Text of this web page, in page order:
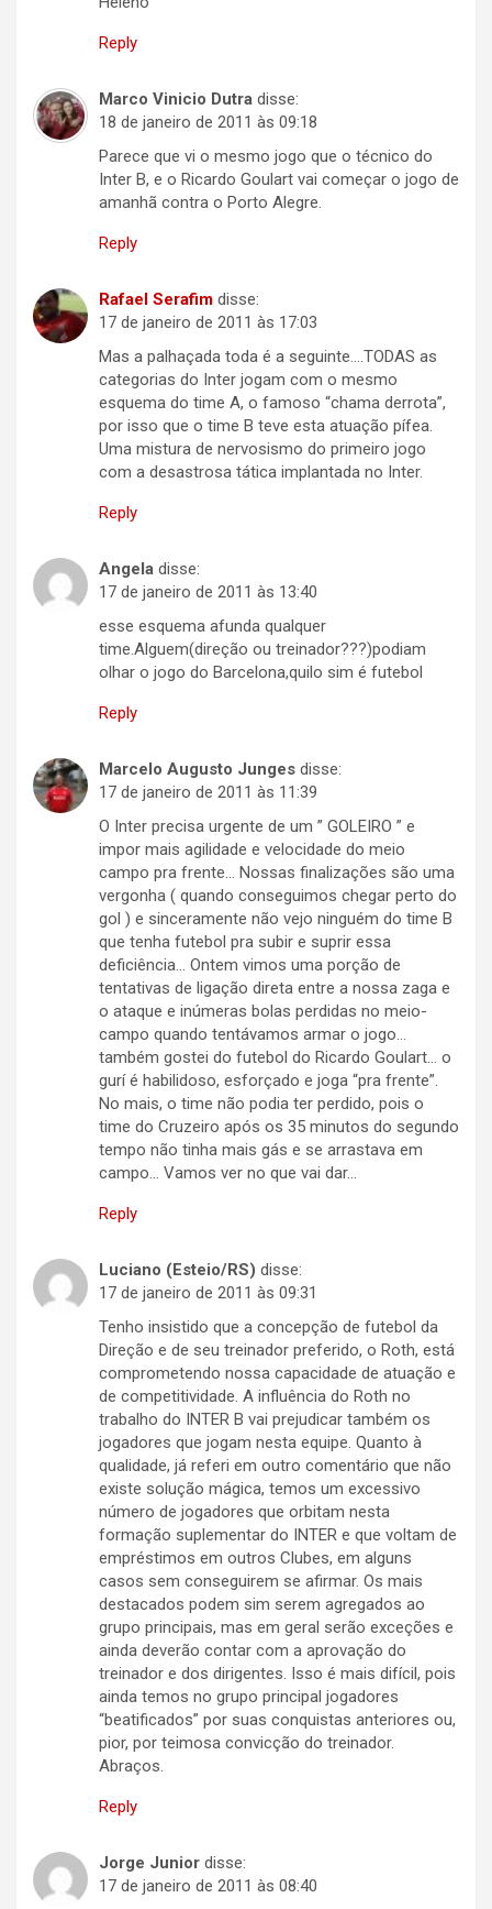
Reply
Marco Vinicio Dutra disse:
18 de janeiro de 2011 às 09:18
Parece que vi o mesmo jogo que o técnico do
Inter B, e o Ricardo Goulart vai começar o jogo de
amanhã contra o Porto Alegre.
Reply
Rafael Serafim disse:
17 de janeiro de 2011 às 17:03
Mas a palhaçada toda é a seguinte….TODAS as
categorias do Inter jogam com o mesmo
esquema do time A, o famoso “chama derrota”,
por isso que o time B teve esta atuação pífea.
Uma mistura de nervosismo do primeiro jogo
com a desastrosa tática implantada no Inter.
Reply
Angela disse:
17 de janeiro de 2011 às 13:40
esse esquema afunda qualquer
time.Alguem(direção ou treinador???)podiam
olhar o jogo do Barcelona,quilo sim é futebol
Reply
Marcelo Augusto Junges disse:
17 de janeiro de 2011 às 11:39
O Inter precisa urgente de um ” GOLEIRO ” e
impor mais agilidade e velocidade do meio
campo pra frente… Nossas finalizações são uma
vergonha ( quando conseguimos chegar perto do
gol ) e sinceramente não vejo ninguém do time B
que tenha futebol pra subir e suprir essa
deficiência… Ontem vimos uma porção de
tentativas de ligação direta entre a nossa zaga e
o ataque e inúmeras bolas perdidas no meio-
campo quando tentávamos armar o jogo…
também gostei do futebol do Ricardo Goulart… o
gurí é habilidoso, esforçado e joga “pra frente”.
No mais, o time não podia ter perdido, pois o
time do Cruzeiro após os 35 minutos do segundo
tempo não tinha mais gás e se arrastava em
campo… Vamos ver no que vai dar…
Reply
Luciano (Esteio/RS) disse:
17 de janeiro de 2011 às 09:31
Tenho insistido que a concepção de futebol da
Direção e de seu treinador preferido, o Roth, está
comprometendo nossa capacidade de atuação e
de competitividade. A influência do Roth no
trabalho do INTER B vai prejudicar também os
jogadores que jogam nesta equipe. Quanto à
qualidade, já referi em outro comentário que não
existe solução mágica, temos um excessivo
número de jogadores que orbitam nesta
formação suplementar do INTER e que voltam de
empréstimos em outros Clubes, em alguns
casos sem conseguirem se afirmar. Os mais
destacados podem sim serem agregados ao
grupo principais, mas em geral serão exceções e
ainda deverão contar com a aprovação do
treinador e dos dirigentes. Isso é mais difícil, pois
ainda temos no grupo principal jogadores
“beatificados” por suas conquistas anteriores ou,
pior, por teimosa convicção do treinador.
Abraços.
Reply
Jorge Junior disse:
17 de janeiro de 2011 às 08:40